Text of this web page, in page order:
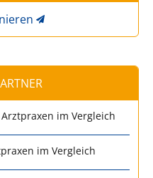
im Vergleich
im Vergleich